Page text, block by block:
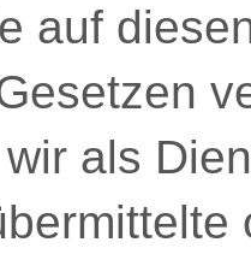
auf
als